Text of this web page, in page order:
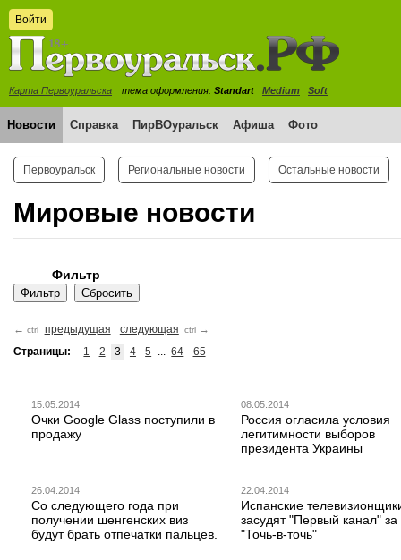
Войти
Карта Первоуральска тема оформления: Standart Medium Soft
Новости Справка ПирВОуральск Афиша Фото
Первоуральск Региональные новости Остальные новости
Мировые новости
Фильтр
← ctrl предыдущая следующая ctrl →
Страницы:
1 2 3 4 5 ... 64 65
15.05.2014
Очки Google Glass поступили в
продажу
08.05.2014
Россия огласила условия
легитимности выборов
президента Украины
26.04.2014
Со следующего года при
получении шенгенских виз
будут брать отпечатки пальцев.
22.04.2014
Испанские
засудят "Первый канал"
"Точь-в-точь"